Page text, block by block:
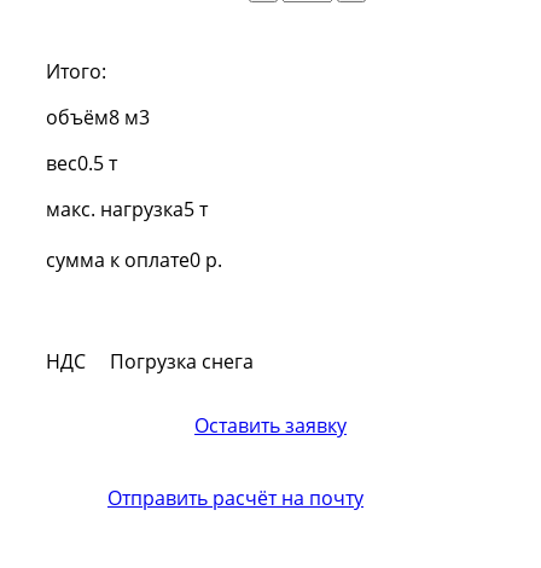
Итого:
объём8 м3
вес0.5 т
макс. нагрузка5 т
сумма к оплате0 р.
Оставить заявку
Отправить расчёт на почту
НДС Погрузка снега